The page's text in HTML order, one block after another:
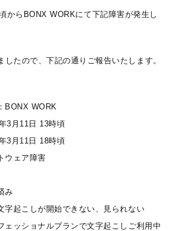
からBONX WORKにて下記障害が発生し
したので、下記の通りご報告いたします。
BONX WORK
3月11日 13時頃
3月11日 18時頃
ウェア障害
み
字起こしが開始できない、見られない
ェッショナルプランで文字起こしご利用中